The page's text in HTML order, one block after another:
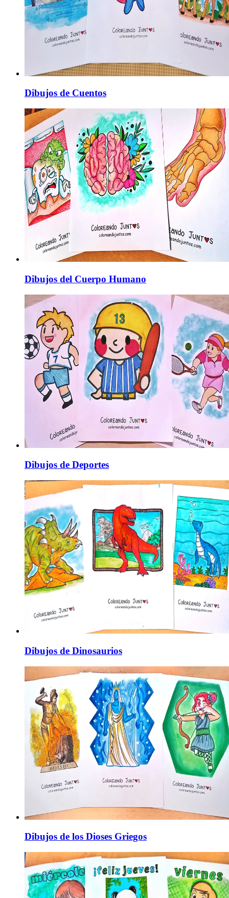
Dibujos de Cuentos
Dibujos del Cuerpo Humano
Dibujos de Deportes
Dibujos de Dinosaurios
Dibujos de los Dioses Griegos